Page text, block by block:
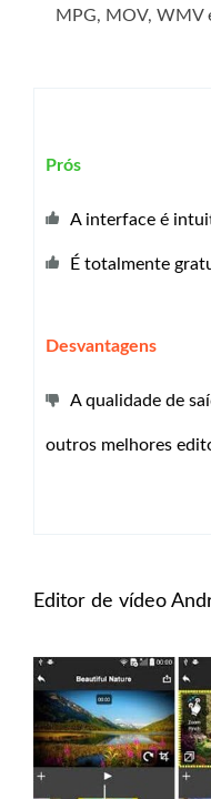
MPG, MOV, WMV
Prós
A interface é
É totalmente
Desvantagens
A qualidade de
outros melhores
Editor de vídeo